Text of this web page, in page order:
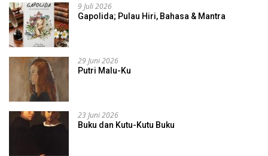
9 Juli 2026
Gapolida; Pulau Hiri, Bahasa & Mantra
29 Juni 2026
Putri Malu-Ku
23 Juni 2026
Buku dan Kutu-Kutu Buku